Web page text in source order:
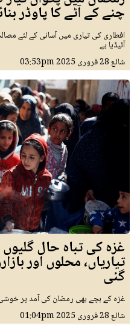
چنے کے آٹے کا پاوڈر
افطاری کی تیاری میں آسانی کے لئے
آئیڈیا ہے
شائع28 فروری 2025 03:53pm
غزہ کی تباہ حال
تیاریاں، محلوں اور
گئی
غزہ کے بچے بھی رمضان کی آمد پر
شائع28 فروری 2025 01:04pm